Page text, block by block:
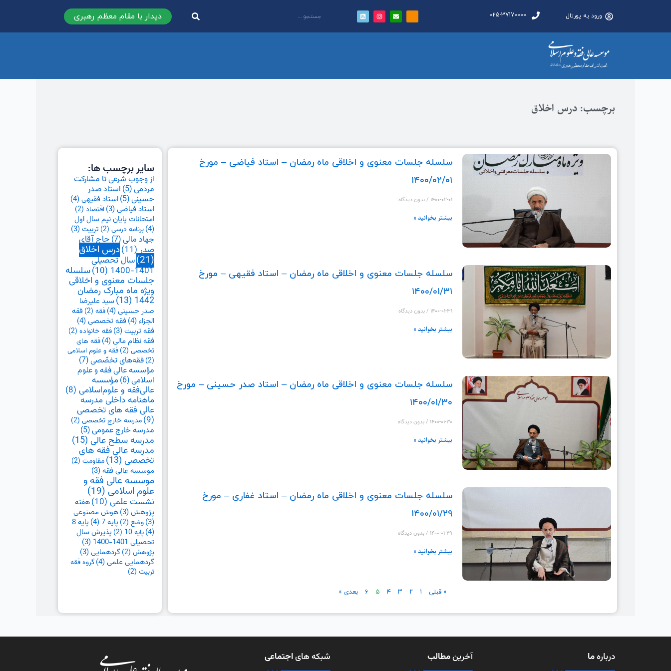
ورود به پورتال 025-37170000 دیدار با مقام معظم رهبری
برچسب: درس اخلاق
سلسله جلسات معنوی و اخلاقی ماه رمضان – استاد فیاضی – مورخ
۱۴۰۰/۰۲/۰۱
۱۴۰۰-۰۲-۰۱ بدون دیدگاه
بیشتر بخوانید »
سلسله جلسات معنوی و اخلاقی ماه رمضان – استاد فقیهی – مورخ
۱۴۰۰/۰۱/۳۱
۱۴۰۰-۰۱-۳۱ بدون دیدگاه
بیشتر بخوانید »
سلسله جلسات معنوی و اخلاقی ماه رمضان – استاد صدر حسینی – مورخ
۱۴۰۰/۰۱/۳۰
۱۴۰۰-۰۱-۳۰ بدون دیدگاه
بیشتر بخوانید »
سلسله جلسات معنوی و اخلاقی ماه رمضان – استاد غفاری – مورخ
۱۴۰۰/۰۱/۲۹
۱۴۰۰-۰۱-۲۹ بدون دیدگاه
بیشتر بخوانید »
« قبلی ۱ ۲ ۳ ۴ ۵ ۶ بعدی »
سایر برچسب ها:
از وجوب شرعی تا مشارکت
مردمی(5)
استاد صدر
حسینی(5) استاد فقیهی(4)
استاد فیاضی(3) اقتصاد (2)
امتحانات پایان نیم سال اول
(4)
برنامه درسی (2) تربیت(3)
جهاد مالی(7) حاج آقای
صدر(11) درس اخلاق
(21) سال تحصیلی
1401-1400
(10) سلسله
جلسات معنوی و اخلاقی
ویژه ماه مبارک رمضان
1442
(13)
سید علیرضا
صدر حسینی(4) فقه (2)
فقه
الجزاء(4) فقه تخصصی(4)
فقه تربیت(3) فقه خانواده (2)
فقه نظام مالی(4)
فقه های
تخصصی (2)
فقه و علوم اسلامی
(2)
فقه‌های تخصّصی(7)
مؤسسه عالی فقه و علوم
اسلامی(6) مؤسسه
عالی‌فقه و علوم‌اسلامی (8)
ماهنامه داخلی مدرسه
عالی فقه های تخصصی
(9) مدرسه خارج تخصصی (2)
مدرسه خارج عمومی(5)
مدرسه سطح عالی (15)
مدرسه عالی فقه های
تخصصی (13) مقاومت (2)
موسسه عالی فقه(3)
موسسه عالی فقه و
علوم اسلامی (19)
نشست علمی (10)
هفته
پژوهش(3)
هوش مصنوعی
(3)
وضع (2) پایه 7 (4)
پایه 8
(4)
پایه 10 (2)
پذیرش سال
تحصیلی 1401-1400
(3)
پژوهش (2) گردهمایی(3)
گردهمایی علمی(4)
گروه فقه
تربیت (2)
دربارهما آخرینمطالب شبکه هایاجتماعی